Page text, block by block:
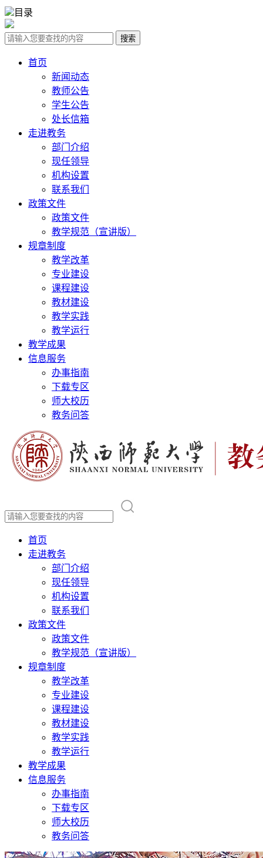
目录
搜索
首页
新闻动态
教师公告
学生公告
处长信箱
走进教务
部门介绍
现任领导
机构设置
联系我们
政策文件
政策文件
教学规范（宣讲版）
规章制度
教学改革
专业建设
课程建设
教材建设
教学实践
教学运行
教学成果
信息服务
办事指南
下载专区
师大校历
教务问答
首页
走进教务
部门介绍
现任领导
机构设置
联系我们
政策文件
政策文件
教学规范（宣讲版）
规章制度
教学改革
专业建设
课程建设
教材建设
教学实践
教学运行
教学成果
信息服务
办事指南
下载专区
师大校历
教务问答